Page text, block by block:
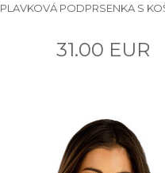
PLAVKOVÁ PODPRSENKA S
31.00 EUR